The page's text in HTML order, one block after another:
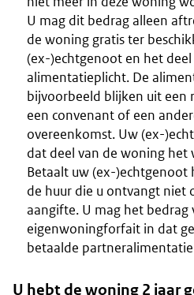
U mag dit bedrag alleen
de woning gratis ter
(ex-)echtgenoot en het
alimentatieplicht. De
bijvoorbeeld blijken uit een
een convenant of een
overeenkomst. Uw (ex-
dat deel van de woning het
Betaalt uw (ex-)echtgenoot
de huur die u ontvangt niet
aangifte. U mag het bedrag
eigenwoningforfait in dat
betaalde
U hebt de woning 2 jaar